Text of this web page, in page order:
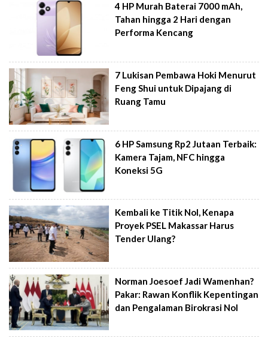
4 HP Murah Baterai 7000 mAh,
Tahan hingga 2 Hari dengan
Performa Kencang
7 Lukisan Pembawa Hoki Menurut
Feng Shui untuk Dipajang di
Ruang Tamu
6 HP Samsung Rp2 Jutaan Terbaik:
Kamera Tajam, NFC hingga
Koneksi 5G
Kembali ke Titik Nol, Kenapa
Proyek PSEL Makassar Harus
Tender Ulang?
Norman Joesoef Jadi Wamenhan?
Pakar: Rawan Konflik Kepentingan
dan Pengalaman Birokrasi Nol